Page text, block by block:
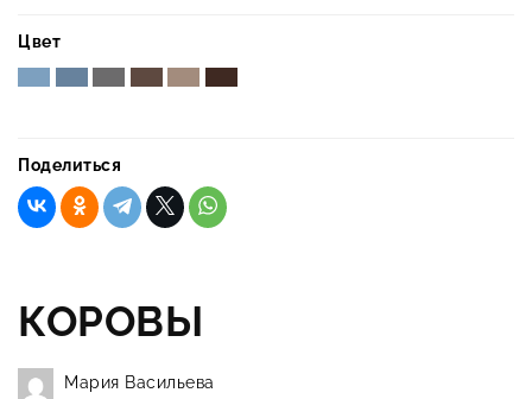
Цвет
Поделиться
КОРОВЫ
Мария Васильева